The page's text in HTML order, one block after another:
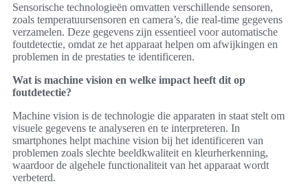
Sensorische technologieën omvatten verschillende sensoren,
zoals temperatuursensoren en camera’s, die real-time gegevens
verzamelen. Deze gegevens zijn essentieel voor automatische
foutdetectie, omdat ze het apparaat helpen om afwijkingen en
problemen in de prestaties te identificeren.
Wat is machine vision en welke impact heeft dit op
foutdetectie?
Machine vision is de technologie die apparaten in staat stelt om
visuele gegevens te analyseren en te interpreteren. In
smartphones helpt machine vision bij het identificeren van
problemen zoals slechte beeldkwaliteit en kleurherkenning,
waardoor de algehele functionaliteit van het apparaat wordt
verbeterd.